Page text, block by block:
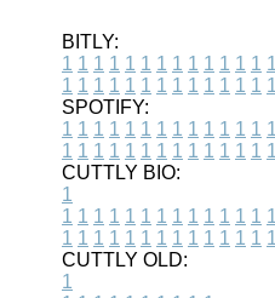
BITLY:
1 1 1 1 1 1 1 1 1 1 1 1 1 1
1 1 1 1 1 1 1 1 1 1 1 1 1 1
SPOTIFY:
1 1 1 1 1 1 1 1 1 1 1 1 1 1
1 1 1 1 1 1 1 1 1 1 1 1 1 1
CUTTLY BIO:
1
1 1 1 1 1 1 1 1 1 1 1 1 1 1
1 1 1 1 1 1 1 1 1 1 1 1 1 1
CUTTLY OLD:
1